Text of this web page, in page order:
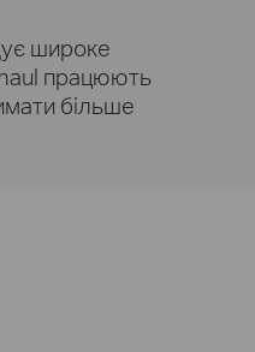
широке
працюють
більше